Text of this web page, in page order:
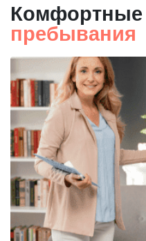
Комфортные
пребывания